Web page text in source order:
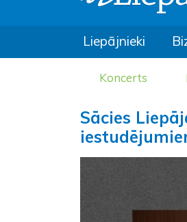
Liepājnieki
Koncerts
Sācies